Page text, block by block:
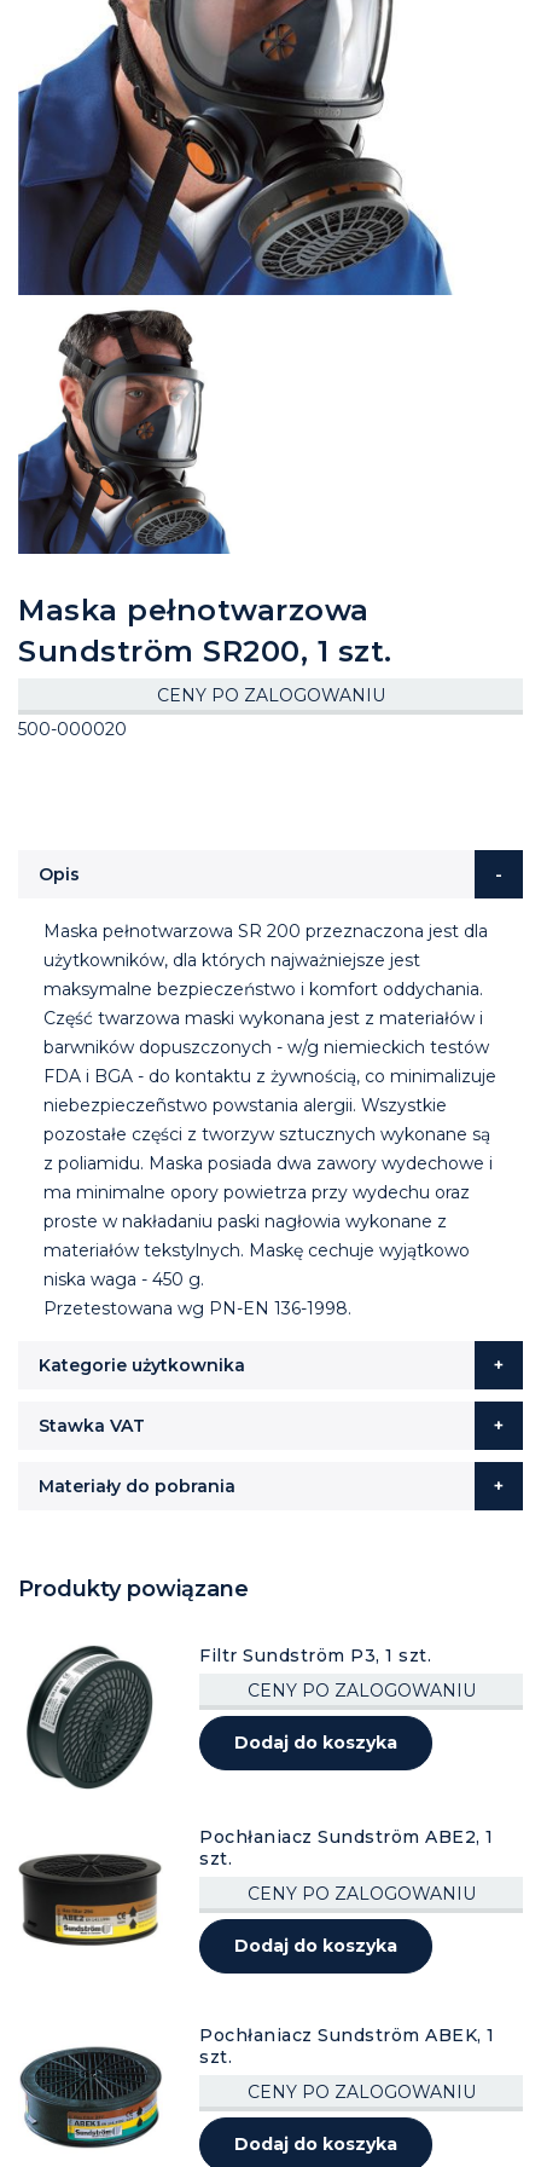
Maska pełnotwarzowa
Sundström SR200, 1 szt.
CENY PO ZALOGOWANIU
500-000020
Opis
Maska pełnotwarzowa SR 200 przeznaczona jest dla
użytkowników, dla których najważniejsze jest
maksymalne bezpieczeństwo i komfort oddychania.
Część twarzowa maski wykonana jest z materiałów i
barwników dopuszczonych - w/g niemieckich testów
FDA i BGA - do kontaktu z żywnością, co minimalizuje
niebezpieczeñstwo powstania alergii. Wszystkie
pozostałe części z tworzyw sztucznych wykonane są
z poliamidu. Maska posiada dwa zawory wydechowe i
ma minimalne opory powietrza przy wydechu oraz
proste w nakładaniu paski nagłowia wykonane z
materiałów tekstylnych. Maskę cechuje wyjątkowo
niska waga - 450 g.
Przetestowana wg PN-EN 136-1998.
Kategorie użytkownika
Stawka VAT
Materiały do pobrania
Produkty powiązane
Filtr Sundström P3, 1 szt.
CENY PO ZALOGOWANIU
Dodaj do koszyka
Pochłaniacz Sundström ABE2, 1
szt.
CENY PO ZALOGOWANIU
Dodaj do koszyka
Pochłaniacz Sundström ABEK, 1
szt.
CENY PO ZALOGOWANIU
Dodaj do koszyka